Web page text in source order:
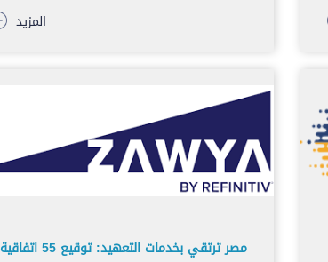
المزيد
مصر ترتقي بخدمات التعهيد: توقيع 55 اتفاقية